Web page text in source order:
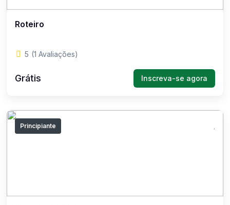
Roteiro
5 (1 Avaliações)
Grátis Inscreva-se agora
Principiante